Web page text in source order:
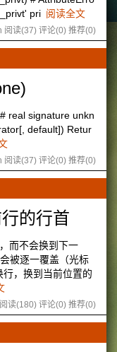
pri 阅读全文
阅读(37) 评论(0) 推荐(0)
real signature unkn
default]) Retur
阅读(37) 评论(0) 推荐(0)
的行首
而不会换到下一
被逐一覆盖（光标
，换到当前位置的
阅读(180) 评论(0) 推荐(0)